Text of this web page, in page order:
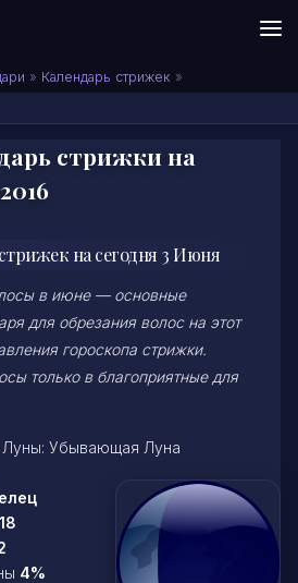
» Календарь стрижек »
стрижки на
на сегодня 3 Июня
в июне — основные
для обрезания волос на этот
гороскопа стрижки.
только в благоприятные для
Луны: Убывающая Луна
4%